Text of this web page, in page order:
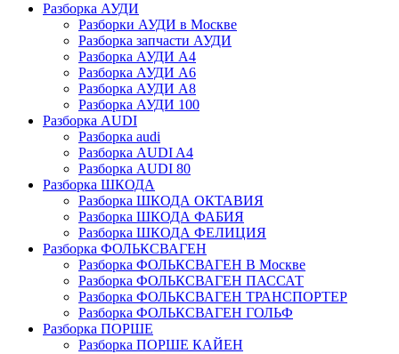
Разборка АУДИ
Разборки АУДИ в Москве
Разборка запчасти АУДИ
Разборка АУДИ А4
Разборка АУДИ А6
Разборка АУДИ А8
Разборка АУДИ 100
Разборка AUDI
Разборка audi
Разборка AUDI A4
Разборка AUDI 80
Разборка ШКОДА
Разборка ШКОДА ОКТАВИЯ
Разборка ШКОДА ФАБИЯ
Разборка ШКОДА ФЕЛИЦИЯ
Разборка ФОЛЬКСВАГЕН
Разборка ФОЛЬКСВАГЕН В Москве
Разборка ФОЛЬКСВАГЕН ПАССАТ
Разборка ФОЛЬКСВАГЕН ТРАНСПОРТЕР
Разборка ФОЛЬКСВАГЕН ГОЛЬФ
Разборка ПОРШЕ
Разборка ПОРШЕ КАЙЕН